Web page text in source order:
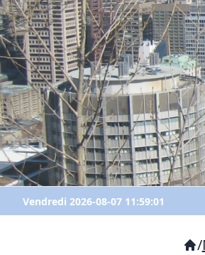
Vendredi 2026-08-07 11:59:01
/